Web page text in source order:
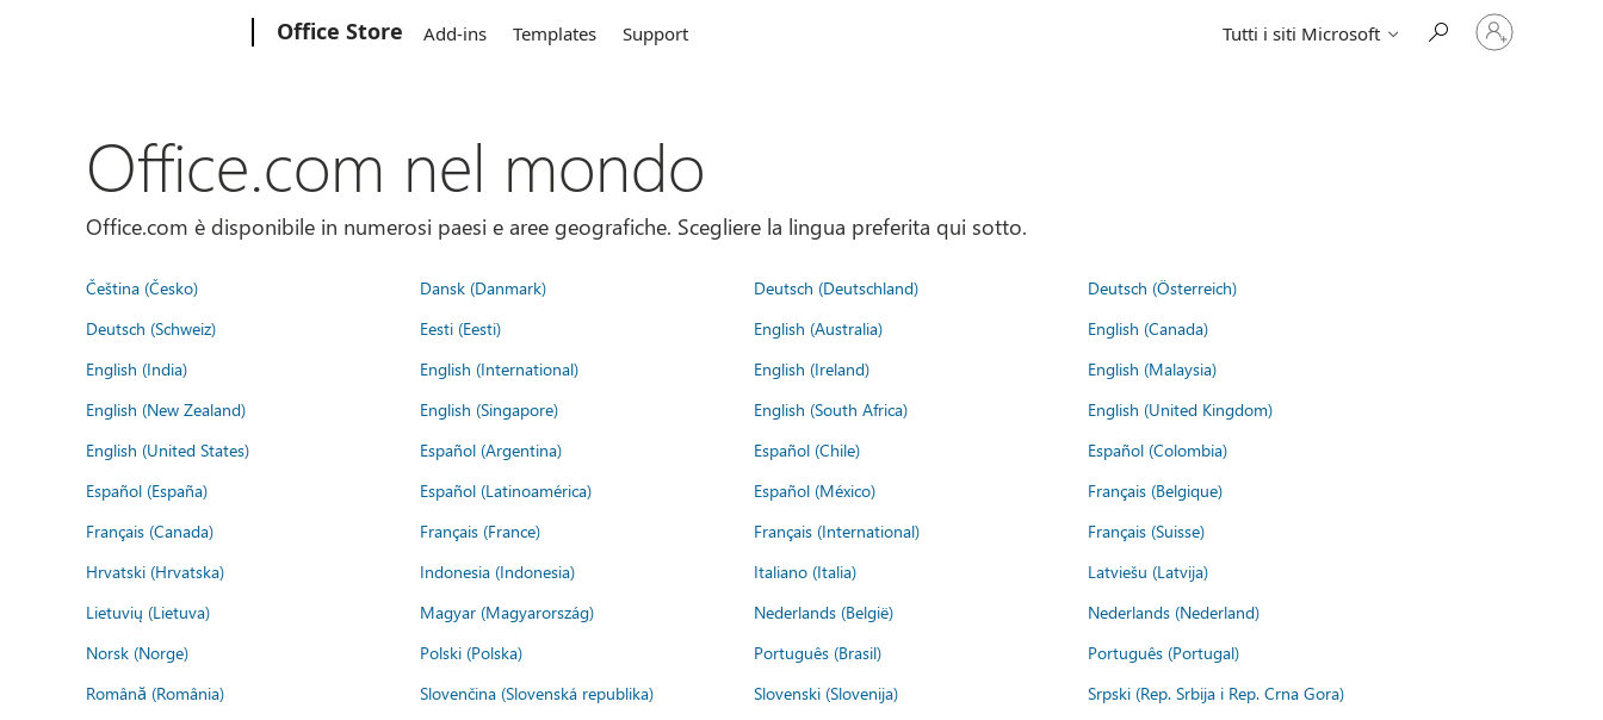
Office Store Add-ins Templates Support Tutti i siti Microsoft
Accedi
con
Office.com nel mondo
Office.com è disponibile in numerosi paesi e aree geografiche. Scegliere la lingua preferita qui sotto.
Čeština (Česko) Dansk (Danmark) Deutsch (Deutschland)
Deutsch (Österreich)
Deutsch (Schweiz)
Eesti (Eesti) English (Australia)
English (Canada)
English (India)
English (International) English (Ireland)
English (Malaysia)
English (New Zealand)
English (Singapore) English (South Africa)
English (United Kingdom)
English (United States)
Español (Argentina) Español (Chile)
Español (Colombia)
Español (España)
Español (Latinoamérica) Español (México)
Français (Belgique)
Français (Canada)
Français (France) Français (International)
Français (Suisse)
Hrvatski (Hrvatska)
Indonesia (Indonesia) Italiano (Italia)
Latviešu (Latvija)
Lietuvių (Lietuva)
Magyar (Magyarország) Nederlands (België)
Nederlands (Nederland)
Norsk (Norge)
Polski (Polska) Português (Brasil)
Português (Portugal)
Română (România)
Slovenčina (Slovenská republika) Slovenski (Slovenija)
Srpski (Rep. Srbija i Rep. Crna Gora)